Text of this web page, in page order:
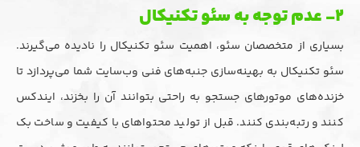
۲- عدم توجه به سئو تکنیکال
بسیاری از متخصصان سئو، اهمیت سئو تکنیکال را نادیده می‌گیرند.
سئو تکنیکال به بهینه‌سازی جنبه‌های فنی وب‌سایت شما می‌پردازد تا
خزنده‌های موتورهای جستجو به راحتی بتوانند آن را بخزند، ایندکس
کنند و رتبه‌بندی کنند. قبل از تولید محتواهای با کیفیت و ساخت بک